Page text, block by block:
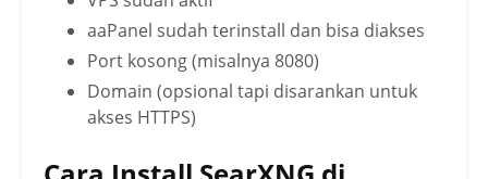
aaPanel sudah terinstall dan bisa diakses
Port kosong (misalnya 8080)
Domain (opsional tapi disarankan untuk
akses HTTPS)